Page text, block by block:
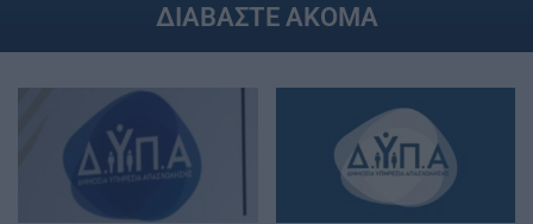
ΔΙΑΒΑΣΤΕ ΑΚΟΜΑ